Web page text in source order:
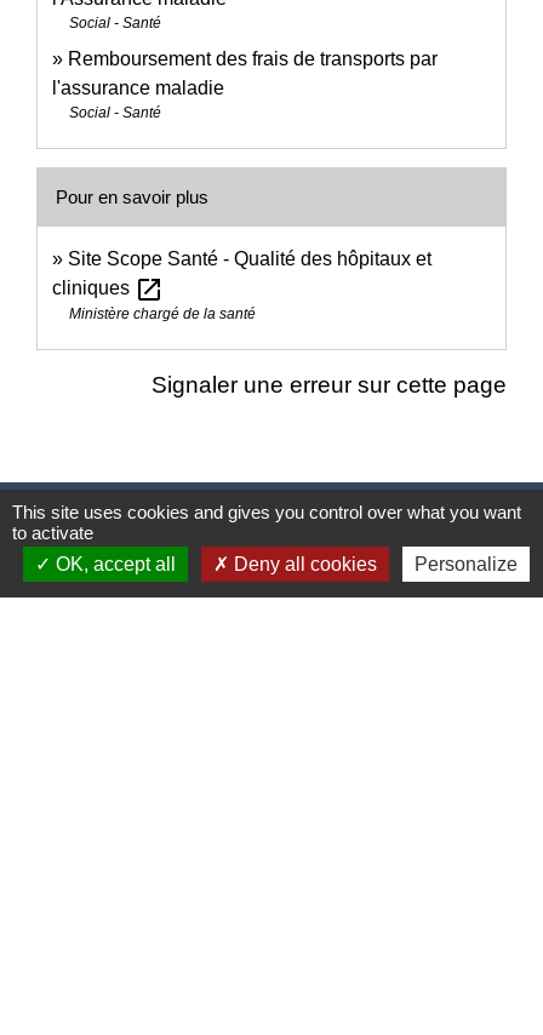
Social - Santé
Remboursement des frais de transports par
l'assurance maladie
Social - Santé
Pour en savoir plus
Site Scope Santé - Qualité des hôpitaux et
cliniques open_in_new
Ministère chargé de la santé
Signaler une erreur sur cette page
Nous contacter
Commune de Puylaurens
1 rue de la Mairie
This site uses cookies and gives you control over what you want
to activate
OK, accept all
Deny all cookies Personalize